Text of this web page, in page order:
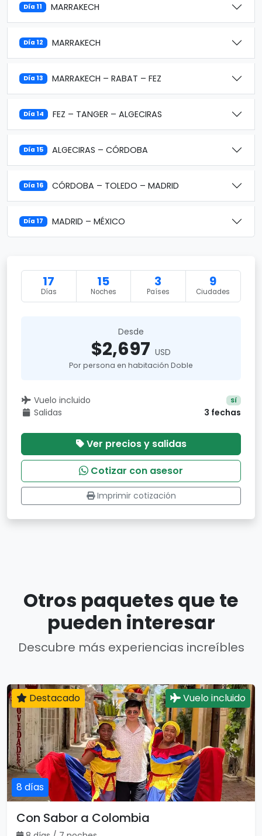
Día 11 MARRAKECH
Día 12 MARRAKECH
Día 13 MARRAKECH – RABAT – FEZ
Día 14 FEZ – TANGER – ALGECIRAS
Día 15 ALGECIRAS – CÓRDOBA
Día 16 CÓRDOBA – TOLEDO – MADRID
Día 17 MADRID – MÉXICO
17
Días
15
Noches
3
Países
9
Ciudades
Desde
$2,697 USD
Por persona en habitación Doble
Vuelo incluido Sí
Salidas 3 fechas
Ver precios y salidas
Cotizar con asesor
Imprimir cotización
Otros paquetes que te
pueden interesar
Descubre más experiencias increíbles
8 días
Destacado Vuelo incluido
Con Sabor a Colombia